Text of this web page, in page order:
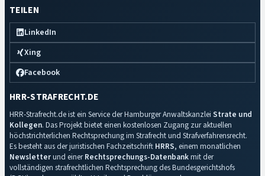
TEILEN
LinkedIn
Xing
Facebook
HRR-STRAFRECHT.DE
HRR-Strafrecht.de ist ein Service der Hamburger Anwaltskanzlei Strate und
Kollegen. Das Projekt bietet einen kostenlosen Zugang zur aktuellen
höchstrichterlichen Rechtsprechung im Strafrecht und Strafverfahrensrecht.
Es besteht aus der juristischen Fachzeitschrift HRRS, einem monatlichen
Newsletterund einerRechtsprechungs-Datenbankmit der
vollständigen strafrechtlichen Rechtsprechung des Bundesgerichtshofs